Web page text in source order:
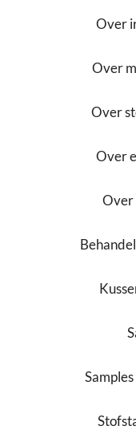
Over
Over
Over
Over
Over